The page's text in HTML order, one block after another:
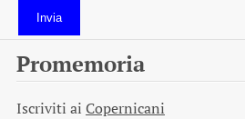
Invia
Promemoria
Iscriviti ai Copernicani